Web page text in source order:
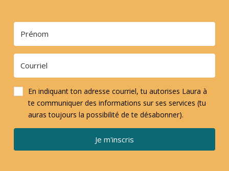
En indiquant ton adresse courriel, tu autorises Laura à
te communiquer des informations sur ses services (tu
auras toujours la possibilité de te désabonner).
Je m'inscris